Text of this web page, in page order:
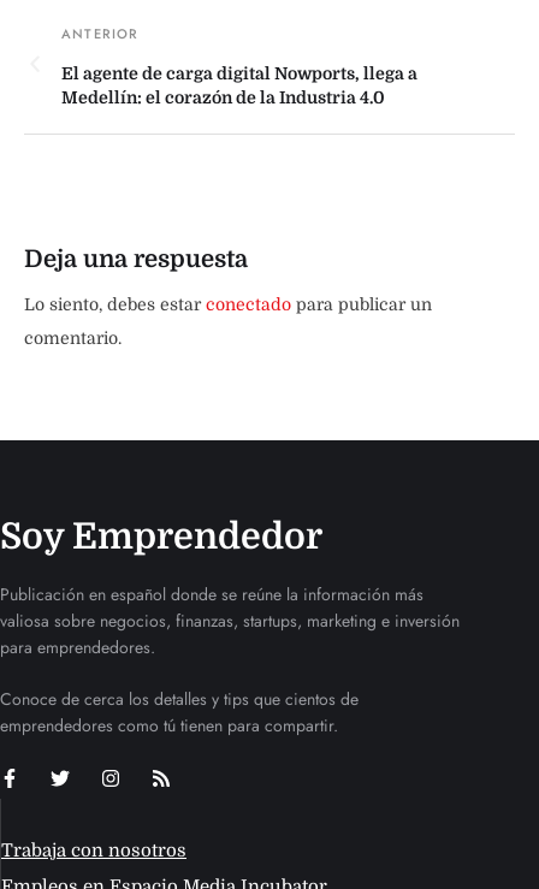
El agente de carga digital Nowports, llega a
Medellín: el corazón de la Industria 4.0
Deja una respuesta
Lo siento, debes estarconectado para publicar un
comentario.
Soy Emprendedor
Publicación en español donde se reúne la información más
valiosa sobre negocios, finanzas, startups, marketing e inversión
para emprendedores.
Conoce de cerca los detalles y tips que cientos de
emprendedores como tú tienen para compartir.
Trabaja con nosotros